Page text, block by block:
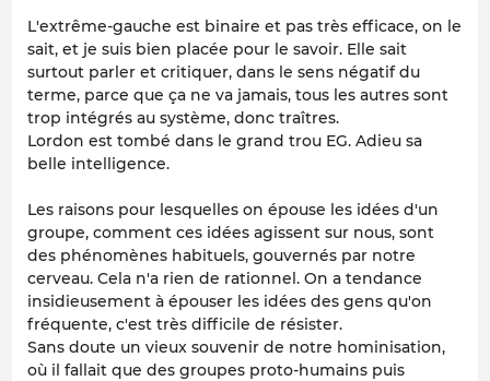
L'extrême-gauche est binaire et pas très efficace, on le
sait, et je suis bien placée pour le savoir. Elle sait
surtout parler et critiquer, dans le sens négatif du
terme, parce que ça ne va jamais, tous les autres sont
trop intégrés au système, donc traîtres.
Lordon est tombé dans le grand trou EG. Adieu sa
belle intelligence.
Les raisons pour lesquelles on épouse les idées d'un
groupe, comment ces idées agissent sur nous, sont
des phénomènes habituels, gouvernés par notre
cerveau. Cela n'a rien de rationnel. On a tendance
insidieusement à épouser les idées des gens qu'on
fréquente, c'est très difficile de résister.
Sans doute un vieux souvenir de notre hominisation,
où il fallait que des groupes proto-humains puis